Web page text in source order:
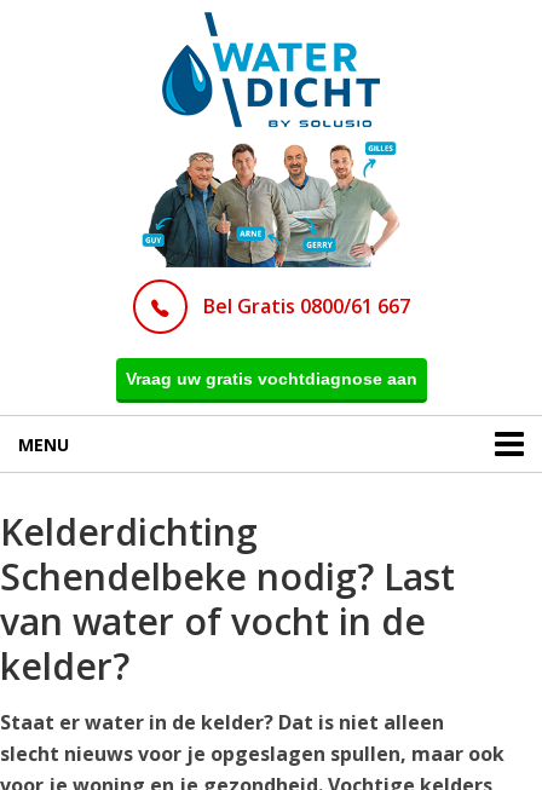
Bel Gratis 0800/61 667
Vraag uw gratis vochtdiagnose aan
MENU
Kelderdichting
Schendelbeke nodig? Last
van water of vocht in de
kelder?
Staat er water in de kelder? Dat is niet alleen
slecht nieuws voor je opgeslagen spullen, maar ook